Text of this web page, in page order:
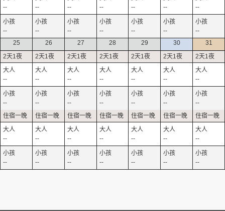
--
--
--
--
--
--
--
--
--
--
--
--
--
--
25
--
--
--
--
26
--
--
--
--
27
--
--
--
--
28
--
--
--
--
29
--
--
--
--
30
--
--
--
--
31
--
--
--
--